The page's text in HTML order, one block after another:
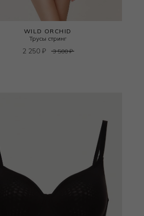
WILD ORCHID
Трусы стринг
2 250₽ 3 500₽